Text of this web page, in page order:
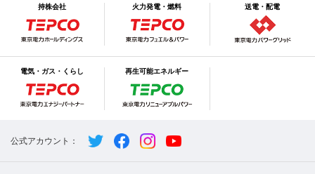
持株会社 火力発電・燃料 送電・配電
電気・ガス・くらし 再生可能エネルギー
公式アカウント：